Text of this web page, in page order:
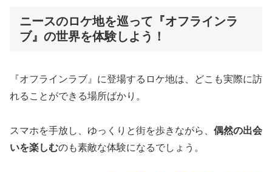
ニースのロケ地を巡って『オフラインラ
ブ』の世界を体験しよう！
『オフラインラブ』に登場するロケ地は、どこも実際に訪
れることができる場所ばかり。
スマホを手放し、ゆっくりと街を歩きながら、 偶然の出会
いを楽しむのも素敵な体験になるでしょう。